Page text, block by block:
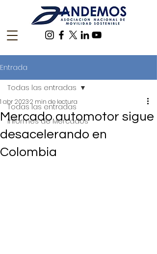
Entrada
Todas las entradas
Informes de Mercados
Todas las entradas
Mercado automotor sigue
desacelerando en
Colombia
1 abr 20232 min de lectura